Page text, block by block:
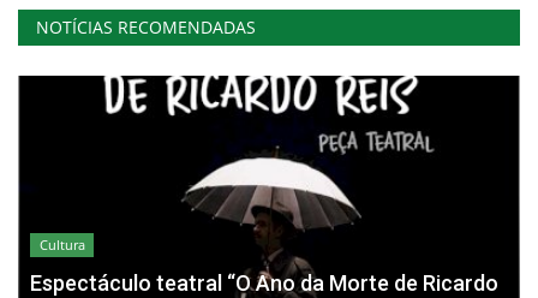
NOTÍCIAS RECOMENDADAS
Cultura
Espectáculo teatral “O Ano da Morte de Ricardo